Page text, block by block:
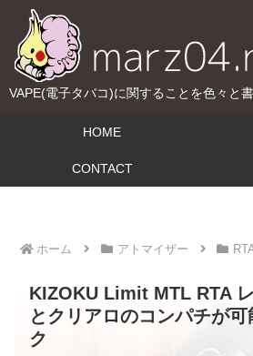
VAPE(電子タバコ)に関することを色々と
HOME
CONTACT
ホーム アトマイザー
KIZOKU Limit MTL RTA
とクリアロのコンパチが
ク